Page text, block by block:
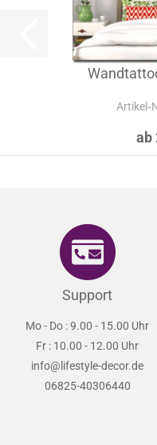
ab
Support
Mo - Do : 9.00 - 15.00 Uhr
Fr : 10.00 - 12.00 Uhr
info@lifestyle-decor.de
06825-40306440